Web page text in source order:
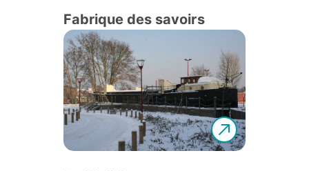
Fabrique des savoirs